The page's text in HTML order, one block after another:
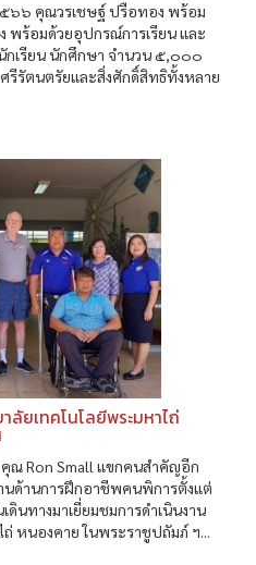
๖ คุณวรเชษฐ์ ปรือทอง พร้อม
พร้อมด้วยอุปกรณ์การเรียน และ
เรียน นักศึกษา จำนวน ๕,๐๐๐
รัตนตรัยและสิ่งศักดิ์สิทธิทั้งหลาย
ยเทคโนโลยีพระมหาไถ่
Ron Small แขกคนสำคัญอีก
ด้านการฝึกอาชีพคนพิการตั้งแต่
นทางมาเยี่ยมชมการดำเนินงาน
หนองคาย ในพระราชูปถัมภ์ ฯ...